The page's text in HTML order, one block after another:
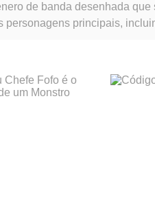
de banda desenhada
personagens principais,